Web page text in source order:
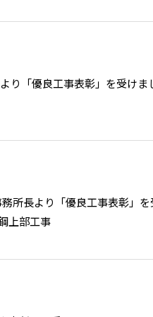
り「優良工事表彰」を受けま
所長より「優良工事表彰」を
上部工事